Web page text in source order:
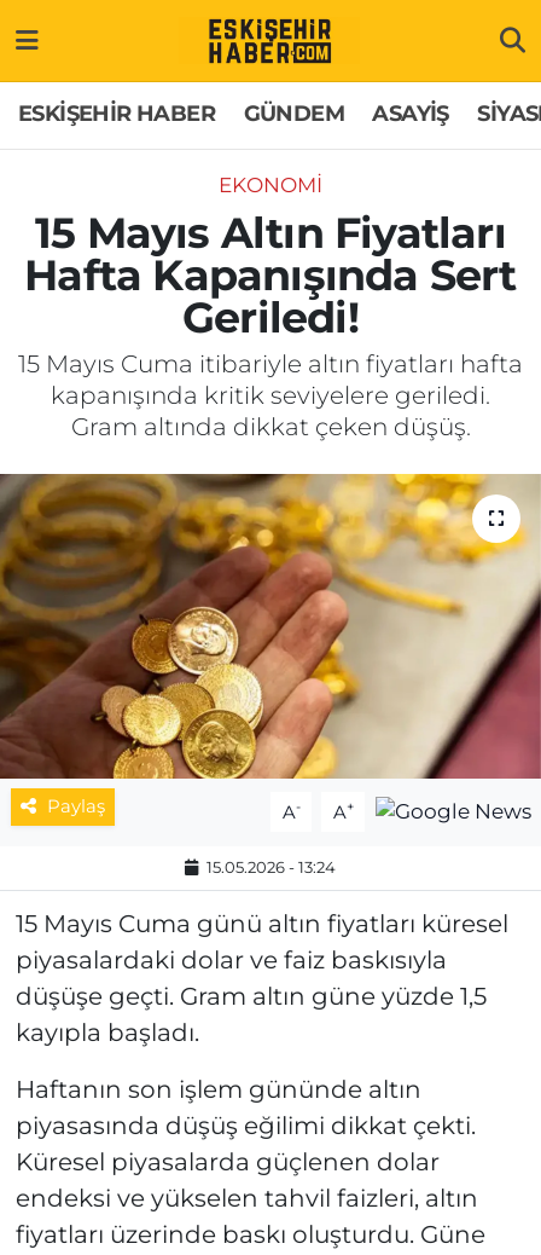
ESKİŞEHİR HABER GÜNDEM ASAYİŞ
EKONOMİ
15 Mayıs Altın Fiyatları
Hafta Kapanışında Sert
Geriledi!
15 Mayıs Cuma itibariyle altın fiyatları hafta
kapanışında kritik seviyelere geriledi.
Gram altında dikkat çeken düşüş.
Paylaş A- A+
15.05.2026 - 13:24
15 Mayıs Cuma günü altın fiyatları küresel
piyasalardaki dolar ve faiz baskısıyla
düşüşe geçti. Gram altın güne yüzde 1,5
kayıpla başladı.
Haftanın son işlem gününde altın
piyasasında düşüş eğilimi dikkat çekti.
Küresel piyasalarda güçlenen dolar
endeksi ve yükselen tahvil faizleri, altın
fiyatları üzerinde baskı oluşturdu. Güne
GÜNDEM
ASAYİŞ
SİYASET
SAĞLIK
SPOR
MAGAZİN
ESKİŞEHİRSPOR
Hakkımızda
İletişim
Künye
Odunpazarı Trafik Yoğunluk Haritası
Süper Lig Puan Durumu ve Fikstür
Tüm Manşetler
Son Dakika Haberleri
Haber Arşivi